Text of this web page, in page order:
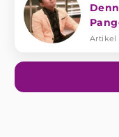
2023
Artikel